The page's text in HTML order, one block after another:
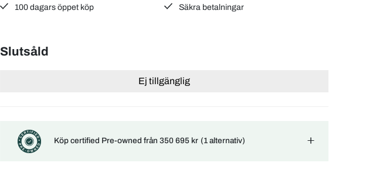
100 dagars öppet köp
Säkra betalningar
Slutsåld
Ej tillgänglig
Köp certified Pre-owned från 350 695 kr (1 alternativ)